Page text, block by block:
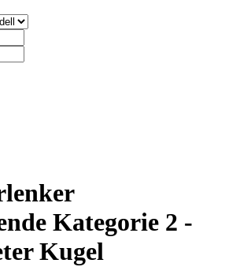
Kategorie 2 -
Kugel